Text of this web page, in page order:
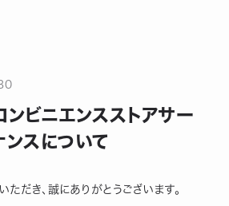
ンビニエンスストアサー
ンスについて
だき、誠にありがとうございます。